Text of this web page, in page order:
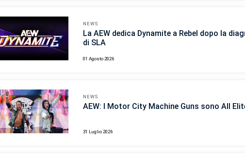
NEWS
La AEW dedica Dynamite a Rebel dopo la
di SLA
01 Agosto 2026
NEWS
AEW: I Motor City Machine Guns sono All
31 Luglio 2026